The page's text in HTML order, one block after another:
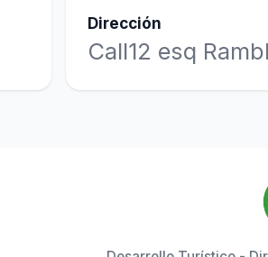
Dirección
Call12 esq